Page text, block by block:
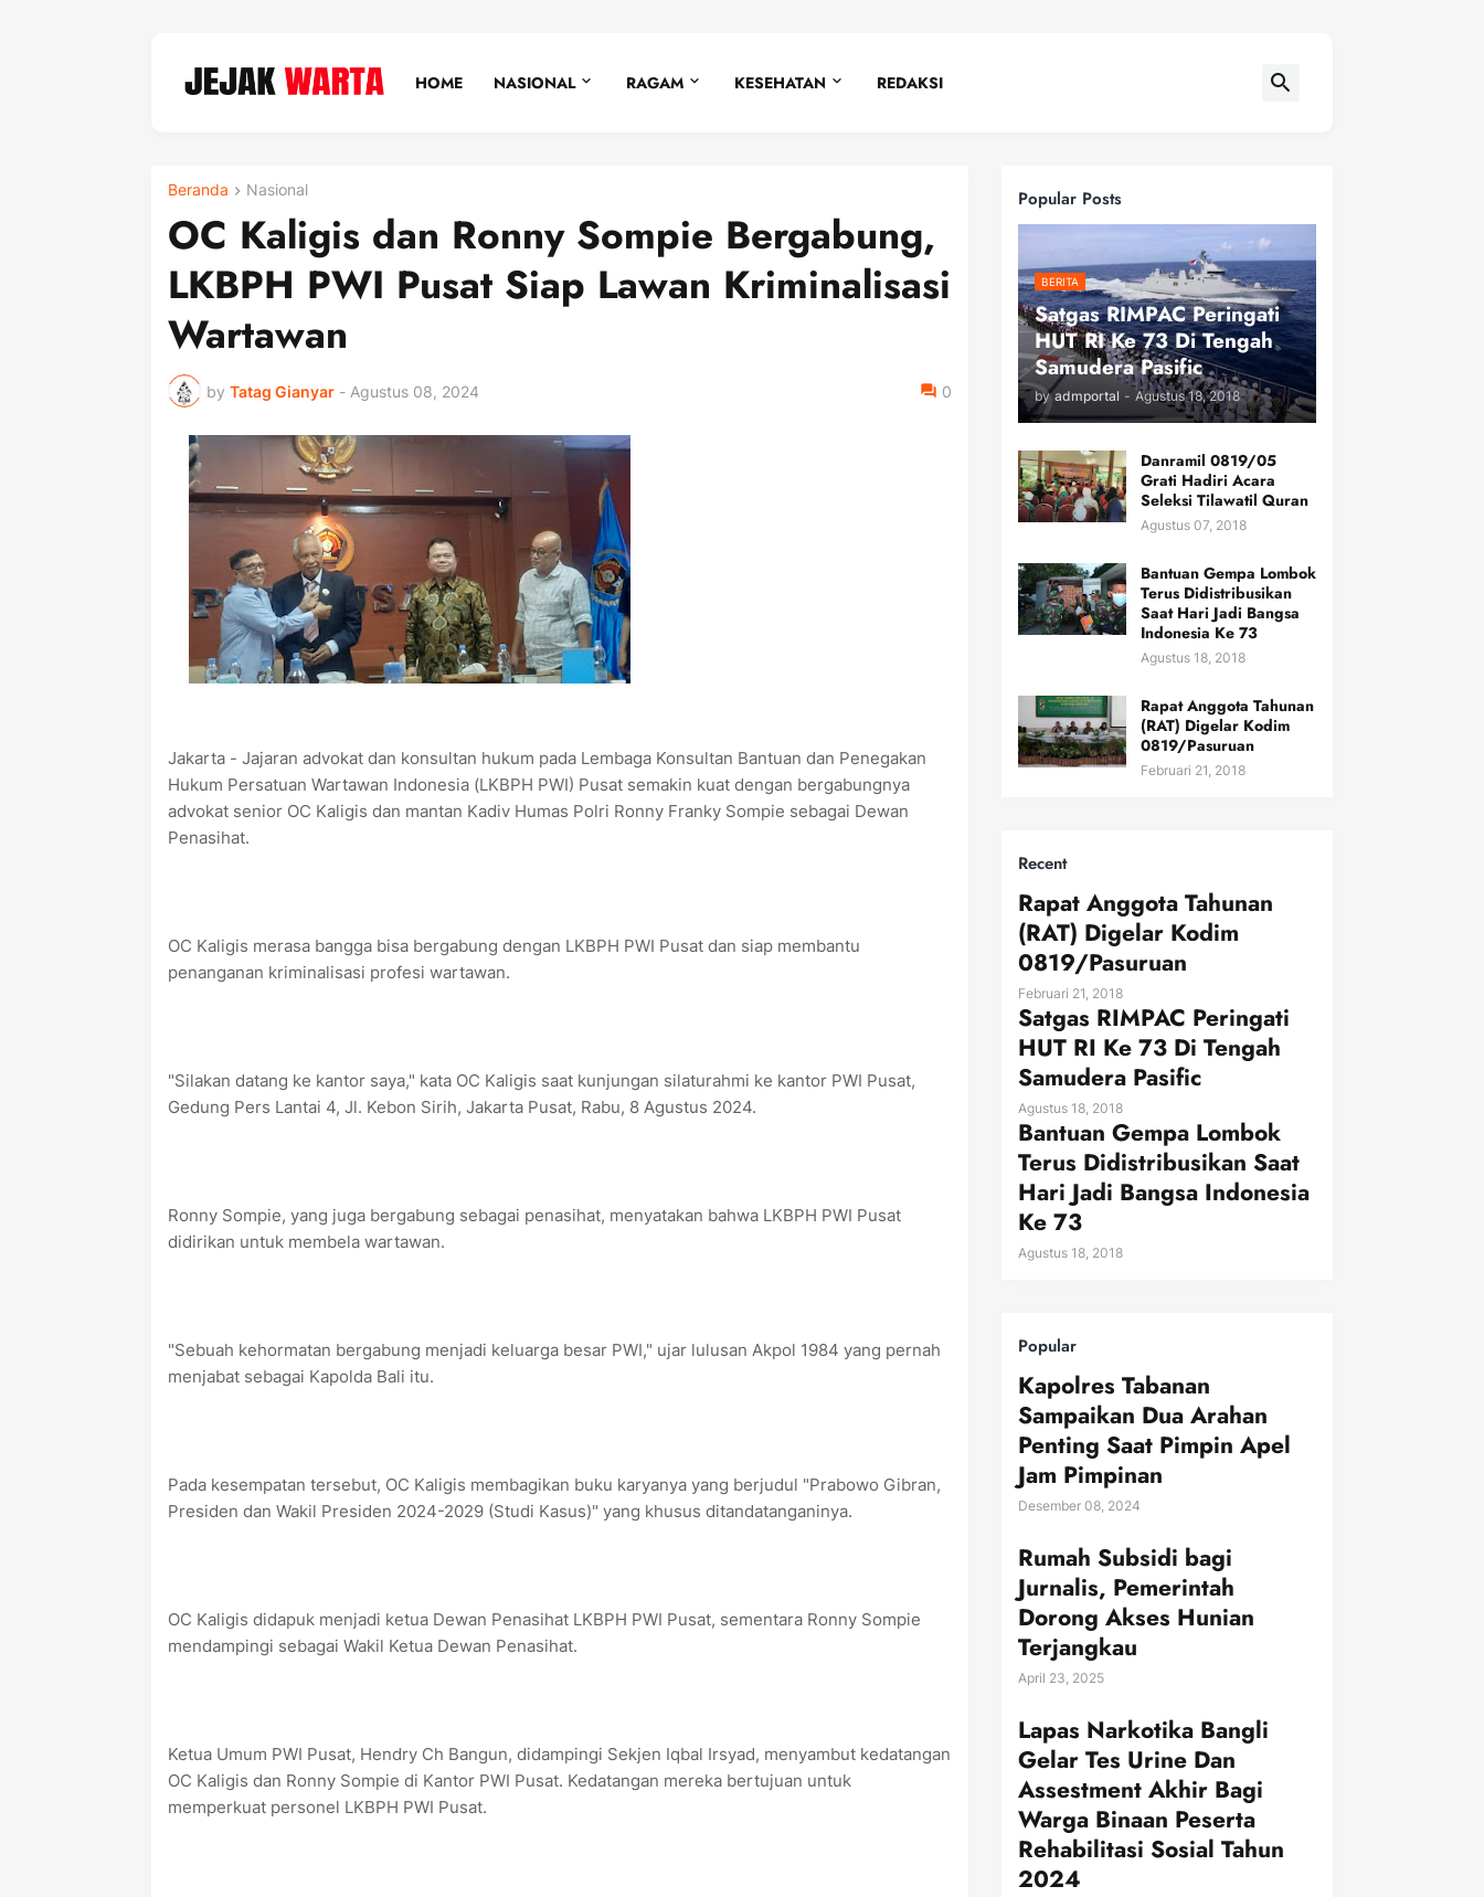
HOME NASIONAL RAGAM KESEHATAN REDAKSI
Beranda Nasional
OC Kaligis dan Ronny Sompie Bergabung,
LKBPH PWI Pusat Siap Lawan Kriminalisasi
Wartawan
by Tatag Gianyar - Agustus 08, 2024 0
Jakarta - Jajaran advokat dan konsultan hukum pada Lembaga Konsultan Bantuan dan Penegakan
Hukum Persatuan Wartawan Indonesia (LKBPH PWI) Pusat semakin kuat dengan bergabungnya
advokat senior OC Kaligis dan mantan Kadiv Humas Polri Ronny Franky Sompie sebagai Dewan
Penasihat.
OC Kaligis merasa bangga bisa bergabung dengan LKBPH PWI Pusat dan siap membantu
penanganan kriminalisasi profesi wartawan.
"Silakan datang ke kantor saya," kata OC Kaligis saat kunjungan silaturahmi ke kantor PWI Pusat,
Gedung Pers Lantai 4, Jl. Kebon Sirih, Jakarta Pusat, Rabu, 8 Agustus 2024.
Ronny Sompie, yang juga bergabung sebagai penasihat, menyatakan bahwa LKBPH PWI Pusat
didirikan untuk membela wartawan.
"Sebuah kehormatan bergabung menjadi keluarga besar PWI," ujar lulusan Akpol 1984 yang pernah
menjabat sebagai Kapolda Bali itu.
Pada kesempatan tersebut, OC Kaligis membagikan buku karyanya yang berjudul "Prabowo Gibran,
Presiden dan Wakil Presiden 2024-2029 (Studi Kasus)" yang khusus ditandatanganinya.
OC Kaligis didapuk menjadi ketua Dewan Penasihat LKBPH PWI Pusat, sementara Ronny Sompie
mendampingi sebagai Wakil Ketua Dewan Penasihat.
Ketua Umum PWI Pusat, Hendry Ch Bangun, didampingi Sekjen Iqbal Irsyad, menyambut kedatangan
OC Kaligis dan Ronny Sompie di Kantor PWI Pusat. Kedatangan mereka bertujuan untuk
memperkuat personel LKBPH PWI Pusat.
Popular Posts
BERITA
Satgas RIMPAC Peringati
HUT RI Ke 73 Di Tengah
Samudera Pasific
by admportal - Agustus 18, 2018
Danramil 0819/05
Grati Hadiri Acara
Seleksi Tilawatil Quran
Agustus 07, 2018
Bantuan Gempa Lombok
Terus Didistribusikan
Saat Hari Jadi Bangsa
Indonesia Ke 73
Agustus 18, 2018
Rapat Anggota Tahunan
(RAT) Digelar Kodim
0819/Pasuruan
Februari 21, 2018
Recent
Rapat Anggota Tahunan
(RAT) Digelar Kodim
0819/Pasuruan
Februari 21, 2018
Satgas RIMPAC Peringati
HUT RI Ke 73 Di Tengah
Samudera Pasific
Agustus 18, 2018
Bantuan Gempa Lombok
Terus Didistribusikan Saat
Hari Jadi Bangsa Indonesia
Ke 73
Agustus 18, 2018
Popular
Kapolres Tabanan
Sampaikan Dua Arahan
Penting Saat Pimpin Apel
Jam Pimpinan
Desember 08, 2024
Rumah Subsidi bagi
Jurnalis, Pemerintah
Dorong Akses Hunian
Terjangkau
April 23, 2025
Lapas Narkotika Bangli
Gelar Tes Urine Dan
Assestment Akhir Bagi
Warga Binaan Peserta
Rehabilitasi Sosial Tahun
2024